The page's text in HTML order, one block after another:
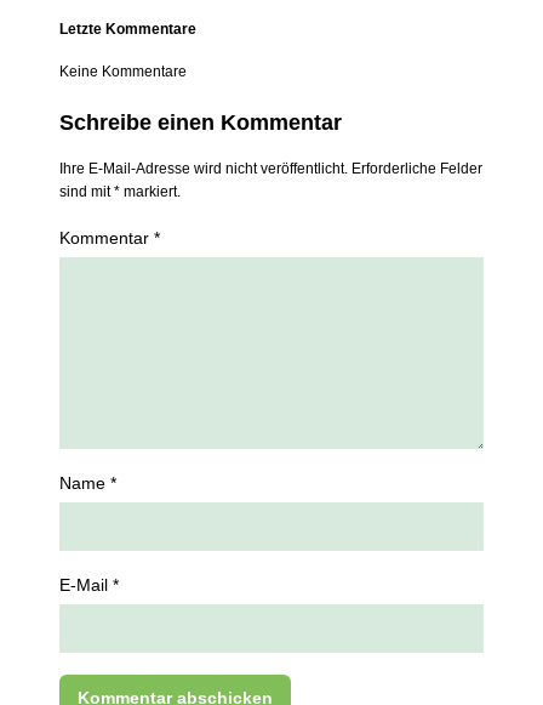
Letzte Kommentare
Keine Kommentare
Schreibe einen Kommentar
Ihre E-Mail-Adresse wird nicht veröffentlicht. Erforderliche Felder
sind mit * markiert.
Kommentar *
Name *
E-Mail *